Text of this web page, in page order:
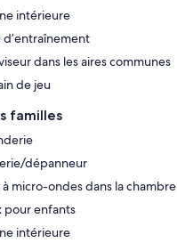
intérieure
d’entraînement
dans les aires communes
de jeu
familles
dépanneur
à micro-ondes dans la chambre
pour enfants
intérieure